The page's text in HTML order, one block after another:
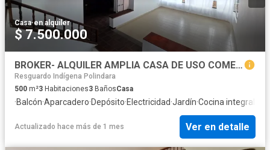
Casa·en alquiler
$ 7.500.000
BROKER- ALQUILER AMPLIA CASA DE USO COMERCIAL CATAY- POPAYAN
Resguardo Indígena Polindara
500 m²3 Habitaciones3 BañosCasa
·Balcón·Aparcadero·Depósito·Electricidad·Jardín·Cocina integral
Actualizado hace más de 1 mes Ver en detalle